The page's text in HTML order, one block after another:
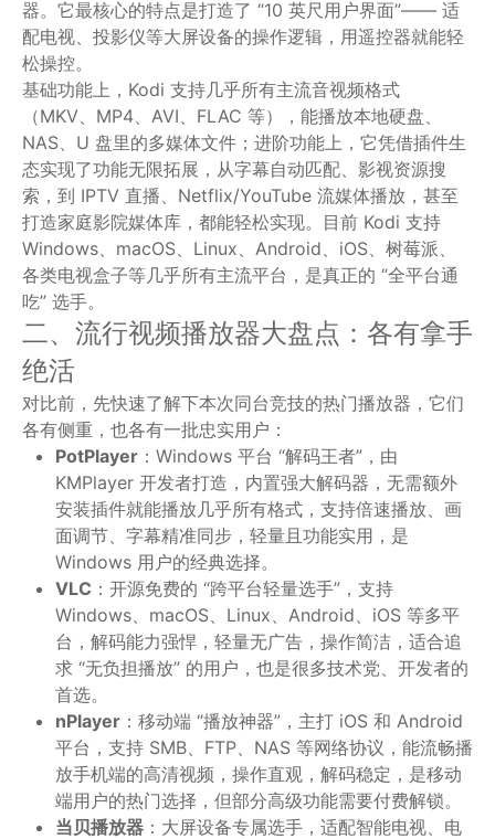
器。它最核心的特点是打造了 “10 英尺用户界面”—— 适
配电视、投影仪等大屏设备的操作逻辑，用遥控器就能轻
松操控。
基础功能上，Kodi 支持几乎所有主流音视频格式
（MKV、MP4、AVI、FLAC 等），能播放本地硬盘、
NAS、U 盘里的多媒体文件；进阶功能上，它凭借插件生
态实现了功能无限拓展，从字幕自动匹配、影视资源搜
索，到 IPTV 直播、Netflix/YouTube 流媒体播放，甚至
打造家庭影院媒体库，都能轻松实现。目前 Kodi 支持
Windows、macOS、Linux、Android、iOS、树莓派、
各类电视盒子等几乎所有主流平台，是真正的 “全平台通
吃” 选手。
二、流行视频播放器大盘点：各有拿手
绝活
对比前，先快速了解下本次同台竞技的热门播放器，它们
各有侧重，也各有一批忠实用户：
PotPlayer ：Windows 平台 “解码王者”，由
KMPlayer 开发者打造，内置强大解码器，无需额外
安装插件就能播放几乎所有格式，支持倍速播放、画
面调节、字幕精准同步，轻量且功能实用，是
Windows 用户的经典选择。
VLC ：开源免费的 “跨平台轻量选手”，支持
Windows、macOS、Linux、Android、iOS 等多平
台，解码能力强悍，轻量无广告，操作简洁，适合追
求 “无负担播放” 的用户，也是很多技术党、开发者的
首选。
nPlayer ：移动端 “播放神器”，主打 iOS 和 Android
平台，支持 SMB、FTP、NAS 等网络协议，能流畅播
放手机端的高清视频，操作直观，解码稳定，是移动
端用户的热门选择，但部分高级功能需要付费解锁。
当贝播放器 ：大屏设备专属选手，适配智能电视、电